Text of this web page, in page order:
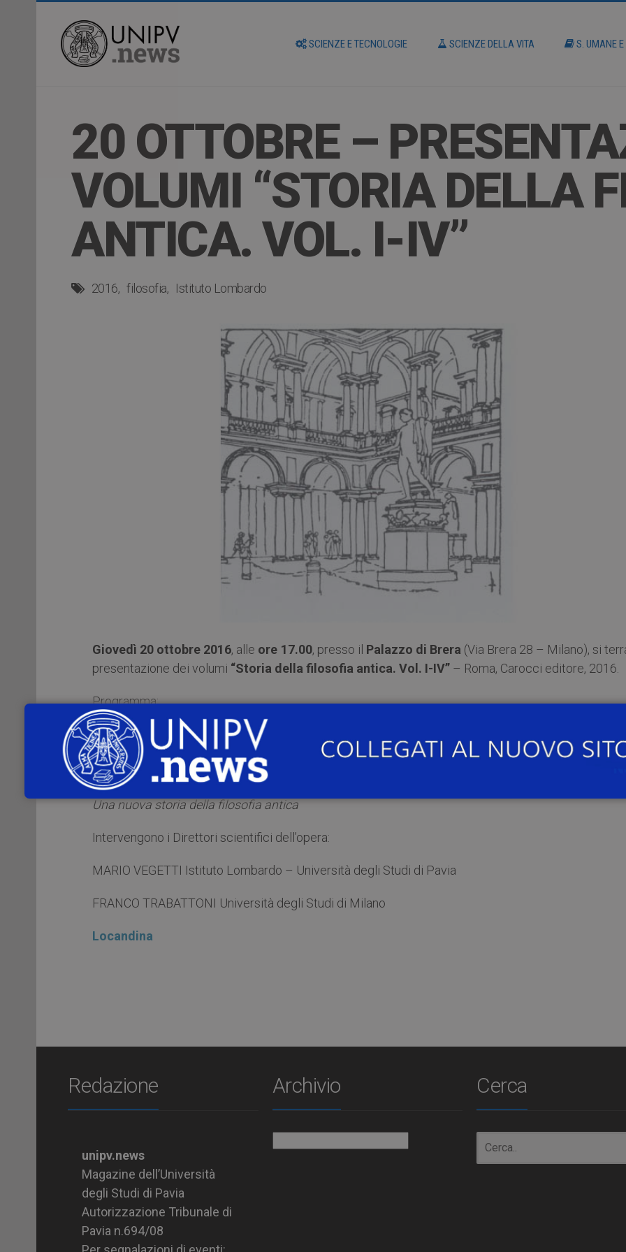
SCIENZE E TECNOLOGIE SCIENZE DELLA VITA S. UMANE
20 OTTOBRE –
VOLUMI “STORIA DELLA
ANTICA. VOL. I-IV”
2016 filosofia Istituto Lombardo
Giovedì 20 ottobre 2016, alle ore 17.00, presso il Palazzo di Brera (Via Brera 28 – Milano), si
presentazione dei volumi “Storia della filosofia antica. Vol. I-IV” – Roma, Carocci editore, 2016.
Programma:
SILVIO BERETTA
Saluto del Presidente
PIERLUIGI DONINI Istituto Lombardo – Università degli Studi di Milano
Una nuova storia della filosofia antica
Intervengono i Direttori scientifici dell’opera:
MARIO VEGETTI Istituto Lombardo – Università degli Studi di Pavia
FRANCO TRABATTONI Università degli Studi di Milano
Locandina
Redazione
unipv.news
Magazine dell’Università
degli Studi di Pavia
Autorizzazione Tribunale di
Pavia n.694/08
Archivio Cerca